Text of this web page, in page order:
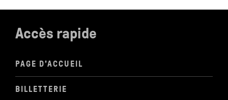
Accès rapide
PAGE D'ACCUEIL
BILLETTERIE